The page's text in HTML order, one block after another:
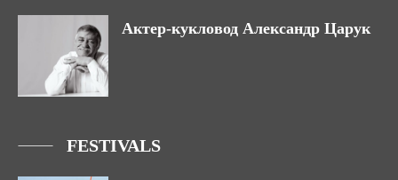
Актер-кукловод Александр Царук
FESTIVALS